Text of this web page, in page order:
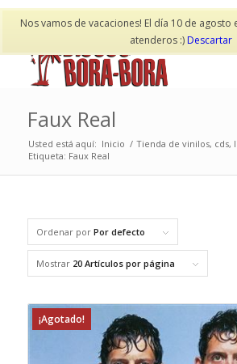
Nos vamos de vacaciones! El día 10 de
atenderos :)Descartar
Mi cuenta Contacto
Faux Real
Usted está aquí: Inicio / Tienda de vinilos, cds,
Etiqueta: Faux Real
Ordenar por Por defecto
Mostrar 20 Artículos por página
¡Agotado!